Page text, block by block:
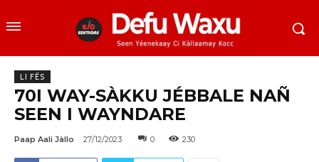
LI FËS
70I WAY-SÀKKU JÉBBALE NAÑ
SEEN I WAYNDARE
Paap Aali Jàllo 27/12/2023 0 230